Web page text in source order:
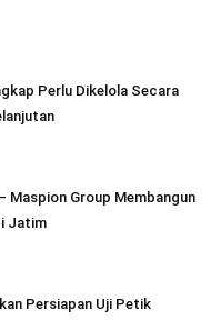
Perlu Dikelola Secara
Maspion Group Membangun
Jatim
Persiapan Uji Petik